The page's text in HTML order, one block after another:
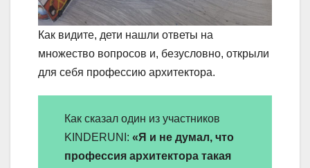
Как видите, дети нашли ответы на
множество вопросов и, безусловно, открыли
для себя профессию архитектора.
Как сказал один из участников
KINDERUNI: «Я и не думал, что
профессия архитектора такая